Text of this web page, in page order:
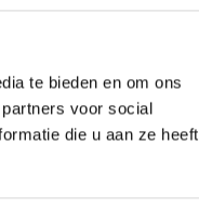
te bieden en om ons
voor social
die u aan ze heeft